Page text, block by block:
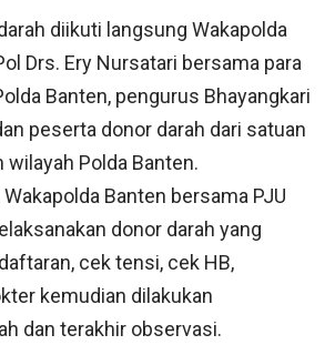
diikuti langsung Wakapolda
Drs. Ery Nursatari bersama para
Banten, pengurus Bhayangkari
peserta donor darah dari satuan
wilayah Polda Banten.
Banten bersama PJU
donor darah yang
cek tensi, cek HB,
kemudian dilakukan
dan terakhir observasi.